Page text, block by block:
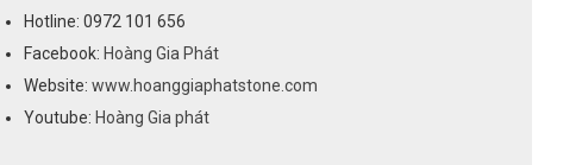
Hotline: 0972 101 656
Facebook: Hoàng Gia Phát
Website: www.hoanggiaphatstone.com
Youtube: Hoàng Gia phát